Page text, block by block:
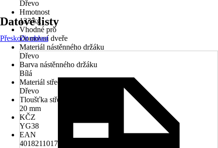
Dřevo
Hmotnost
133 kg
Vhodné pro
Domovní dveře
Materiál nástěnného držáku
Dřevo
Barva nástěnného držáku
Bílá
Materiál střechy
Dřevo
Tloušťka střechy
20 mm
KČZ
YG38
EAN
4018211017348
Datové listy
Přeskočit oblast